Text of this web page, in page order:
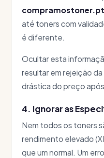
compramostoner.pt
até toners com
é diferente.
Ocultar esta
resultar em rejeição
drástica do preço
4. Ignorar as
Nem todos os toners
rendimento elevado
que um normal. Um